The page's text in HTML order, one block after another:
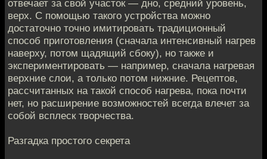
отвечает за свой участок — дно, средний уровень,
верх. С помощью такого устройства можно
достаточно точно имитировать традиционный
способ приготовления (сначала интенсивный нагрев
наверху, потом щадящий сбоку), но также и
экспериментировать — например, сначала нагревая
верхние слои, а только потом нижние. Рецептов,
рассчитанных на такой способ нагрева, пока почти
нет, но расширение возможностей всегда влечет за
собой всплеск творчества.
Разгадка простого секрета